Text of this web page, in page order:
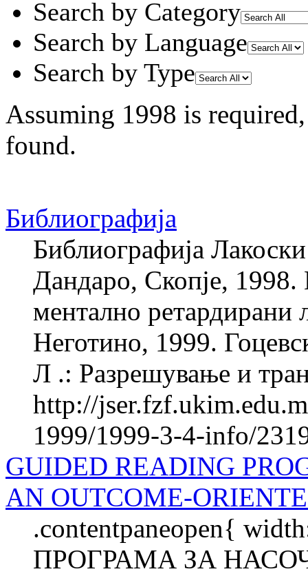
Search by Category
Search by Language
Search by Type
Assuming 1998 is required
found.
Библиографија
Библиографија
Дандаро, Скопје,
ментално
Неготино, 1999.
Л .: Разрешување и
http://
1999/1999-3-4-info/
GUIDED READING
AN OUTCOME-
.contentpaneopen{
ПРОГРАМА ЗА